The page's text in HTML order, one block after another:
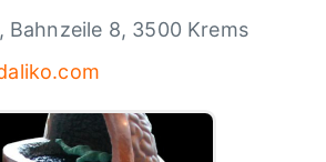
Bahnzeile 8, 3500 Krems